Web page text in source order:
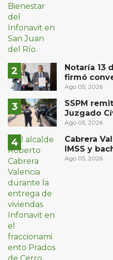
Notaría 13
firmó
Privada del
Ago 05, 2026
SSPM
Juzgado
San Juan
Ago 05, 2026
Cabrera
IMSS y
oriente de
Ago 05, 2026